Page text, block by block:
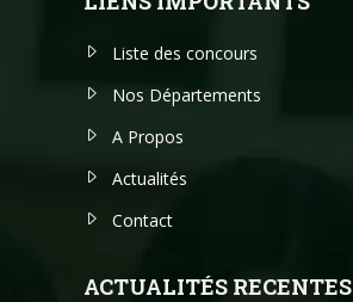
Liste des concours
Nos Départements
A Propos
Actualités
Contact
ACTUALITÉS RECENTES